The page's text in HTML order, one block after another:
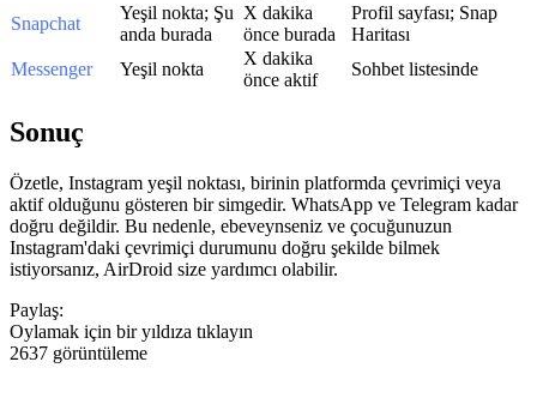
Snapchat
Yeşil nokta; Şu
anda burada
X dakika
önce burada
Profil sayfası; Snap
Haritası
Messenger
Yeşil nokta
X dakika
önce aktif
Sohbet listesinde
Sonuç
Özetle, Instagram yeşil noktası, birinin platformda çevrimiçi veya
aktif olduğunu gösteren bir simgedir. WhatsApp ve Telegram kadar
doğru değildir. Bu nedenle, ebeveynseniz ve çocuğunuzun
Instagram'daki çevrimiçi durumunu doğru şekilde bilmek
istiyorsanız, AirDroid size yardımcı olabilir.
Paylaş:
Oylamak için bir yıldıza tıklayın
2637 görüntüleme